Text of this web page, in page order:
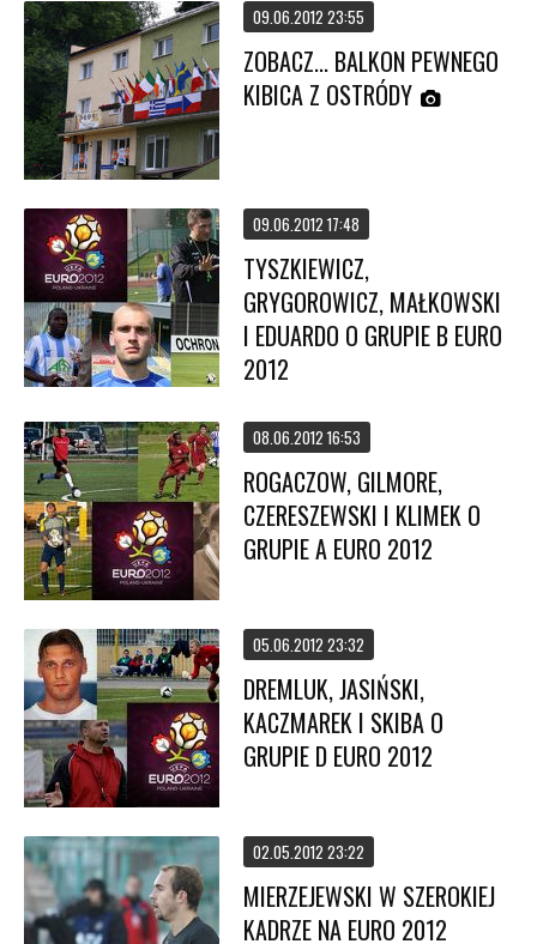
09.06.2012 23:55
ZOBACZ... BALKON PEWNEGO
KIBICA Z OSTRÓDY
09.06.2012 17:48
TYSZKIEWICZ,
GRYGOROWICZ, MAŁKOWSKI
I EDUARDO O GRUPIE B EURO
2012
08.06.2012 16:53
ROGACZOW, GILMORE,
CZERESZEWSKI I KLIMEK O
GRUPIE A EURO 2012
05.06.2012 23:32
DREMLUK, JASIŃSKI,
KACZMAREK I SKIBA O
GRUPIE D EURO 2012
02.05.2012 23:22
MIERZEJEWSKI W SZEROKIEJ
KADRZE NA EURO 2012